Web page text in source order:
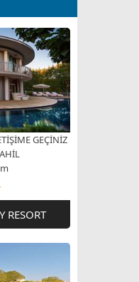
GEÇİNİZ
RESORT